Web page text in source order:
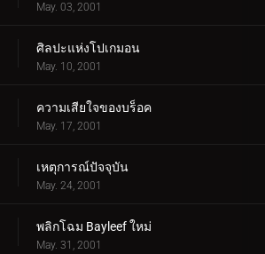
May. 03, 2001
ศิลปะแห่งโปเกมอน
May. 10, 2001
ความเสียใจของบร็อค
May. 17, 2001
เหตุการณ์ปัจจุบัน
May. 24, 2001
พลิกโฉม Bayleef ใหม่
May. 31, 2001